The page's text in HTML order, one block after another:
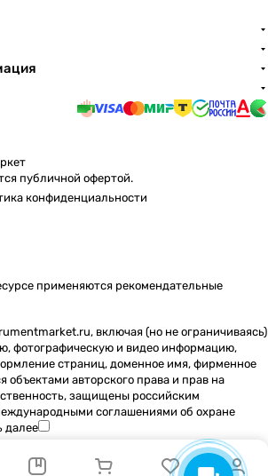
публичной офертой.
конфиденциальности
применяются рекомендательные
включая (но не ограничиваясь)
фотографическую и видео информацию,
страниц, доменное имя, фирменное
объектами авторского права и прав на
защищены российским
соглашениями об охране
далее